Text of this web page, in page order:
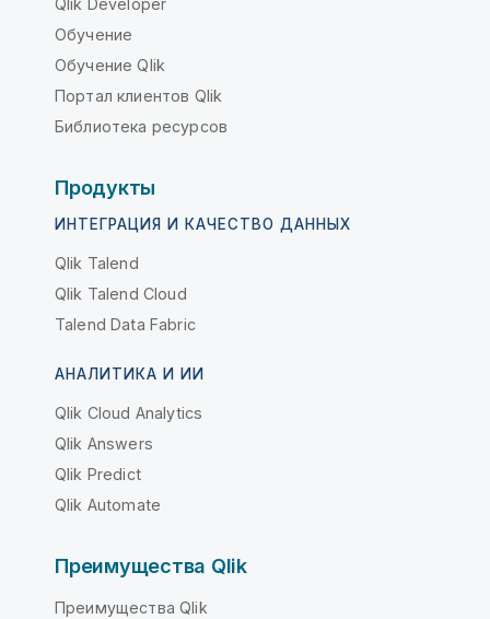
Обучение
Обучение Qlik
Портал клиентов Qlik
Библиотека ресурсов
Продукты
ИНТЕГРАЦИЯ И КАЧЕСТВО ДАННЫХ
Qlik Talend
Qlik Talend Cloud
Talend Data Fabric
АНАЛИТИКА И ИИ
Qlik Cloud Analytics
Qlik Answers
Qlik Predict
Qlik Automate
Преимущества Qlik
Преимущества Qlik